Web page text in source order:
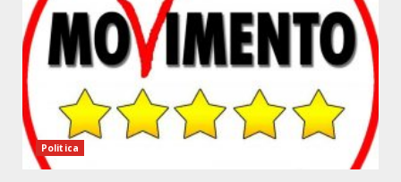
Politica